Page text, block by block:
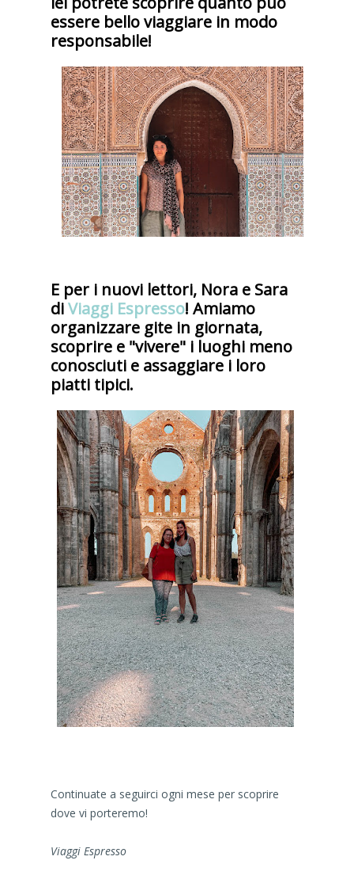
essere bello viaggiare in modo
responsabile!
E per i nuovi lettori, Nora e Sara
diViaggi Espresso! Amiamo
organizzare gite in giornata,
scoprire e "vivere" i luoghi meno
conosciuti e assaggiare i loro
piatti tipici.
Continuate a seguirci ogni mese per scoprire
dove vi porteremo!
Viaggi Espresso